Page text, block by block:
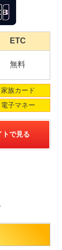
ETC
無料
家族カード
電子マネー
トで見る